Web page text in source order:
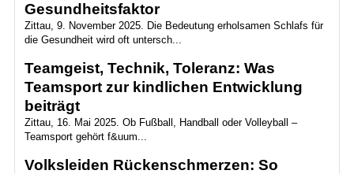
Gesundheitsfaktor
Zittau, 9. November 2025. Die Bedeutung erholsamen Schlafs für
die Gesundheit wird oft untersch...
Teamgeist, Technik, Toleranz: Was
Teamsport zur kindlichen Entwicklung
beiträgt
Zittau, 16. Mai 2025. Ob Fußball, Handball oder Volleyball –
Teamsport gehört f&uum...
Volksleiden Rückenschmerzen: So